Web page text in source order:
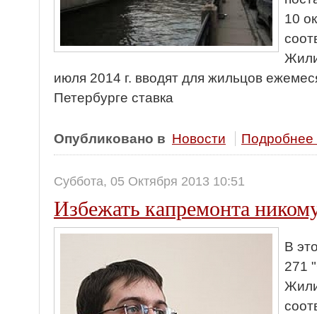
10
июля 2014 г. вводят для жильцов
Петербурге ставка
Опубликовано в Новости Подробнее
Суббота, 05 Октября 2013 10:51
Избежать капремонта
В
271